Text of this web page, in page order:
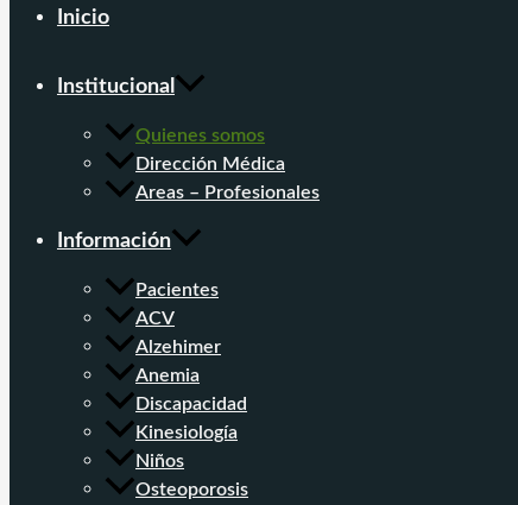
Inicio
Institucional
Quienes somos
Dirección Médica
Areas – Profesionales
Información
Pacientes
ACV
Alzehimer
Anemia
Discapacidad
Kinesiología
Niños
Osteoporosis